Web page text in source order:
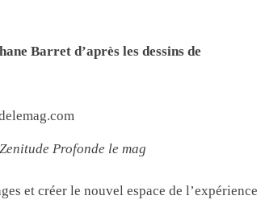
Barret d’après les dessins de
Profonde le mag
et créer le nouvel espace de l’expérience